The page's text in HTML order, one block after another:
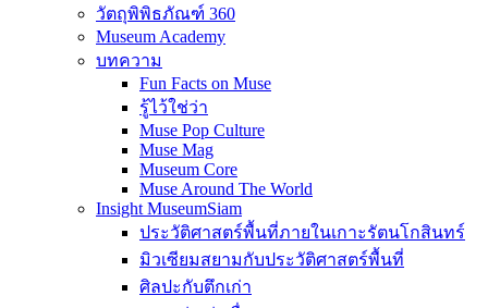
วัตถุพิพิธภัณฑ์ 360
Museum Academy
บทความ
Fun Facts on Muse
รู้ไว้ใช่ว่า
Muse Pop Culture
Muse Mag
Museum Core
Muse Around The World
Insight MuseumSiam
ประวัติศาสตร์พื้นที่ภายในเกาะรัตนโกสินทร์
มิวเซียมสยามกับประวัติศาสตร์พื้นที่
ศิลปะกับตึกเก่า